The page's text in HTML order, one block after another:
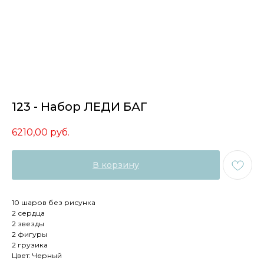
123 - Набор ЛЕДИ БАГ
6210,00 руб.
В корзину
10 шаров без рисунка
2 сердца
2 звезды
2 фигуры
2 грузика
Цвет: Черный